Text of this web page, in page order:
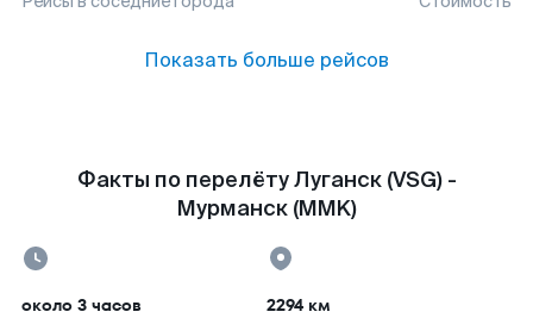
Показать больше рейсов
Факты по перелёту Луганск (VSG) -
Мурманск (MMK)
около 3 часов 2294 км